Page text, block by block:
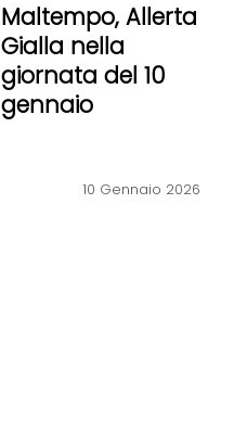
Maltempo, Allerta
Gialla nella
giornata del 10
gennaio
10 Gennaio 2026